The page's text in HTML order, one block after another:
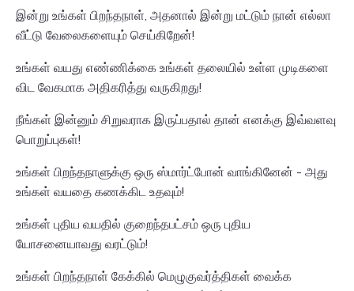
இன்று உங்கள் பிறந்தநாள், அதனால் இன்று மட்டும் நான் எல்லா
வீட்டு வேலைகளையும் செய்கிறேன்!
உங்கள் வயது எண்ணிக்கை உங்கள் தலையில் உள்ள முடிகளை
விட வேகமாக அதிகரித்து வருகிறது!
நீங்கள் இன்னும் சிறுவராக இருப்பதால் தான் எனக்கு இவ்வளவு
பொறுப்புகள்!
உங்கள் பிறந்தநாளுக்கு ஒரு ஸ்மார்ட்போன் வாங்கினேன் - அது
உங்கள் வயதை கணக்கிட உதவும்!
உங்கள் புதிய வயதில் குறைந்தபட்சம் ஒரு புதிய
யோசனையாவது வரட்டும்!
உங்கள் பிறந்தநாள் கேக்கில் மெழுகுவர்த்திகள் வைக்க